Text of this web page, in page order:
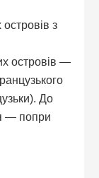
з
островів —
До
— попри